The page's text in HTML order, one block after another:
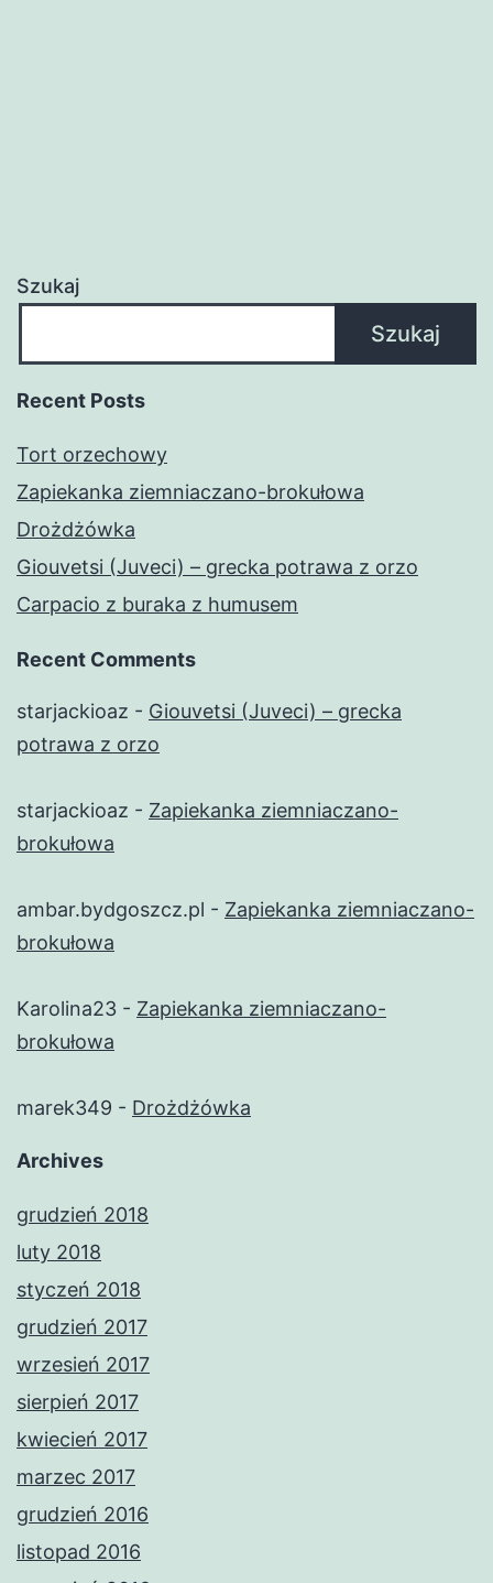
Szukaj
Szukaj
Recent Posts
Tort orzechowy
Zapiekanka ziemniaczano-brokułowa
Drożdżówka
Giouvetsi (Juveci) – grecka potrawa z orzo
Carpacio z buraka z humusem
Recent Comments
starjackioaz - Giouvetsi (Juveci) – grecka
potrawa z orzo
starjackioaz - Zapiekanka ziemniaczano-
brokułowa
ambar.bydgoszcz.pl - Zapiekanka ziemniaczano-
brokułowa
Karolina23 - Zapiekanka ziemniaczano-
brokułowa
marek349 - Drożdżówka
Archives
grudzień 2018
luty 2018
styczeń 2018
grudzień 2017
wrzesień 2017
sierpień 2017
kwiecień 2017
marzec 2017
grudzień 2016
listopad 2016